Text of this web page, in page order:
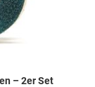
– 2er Set